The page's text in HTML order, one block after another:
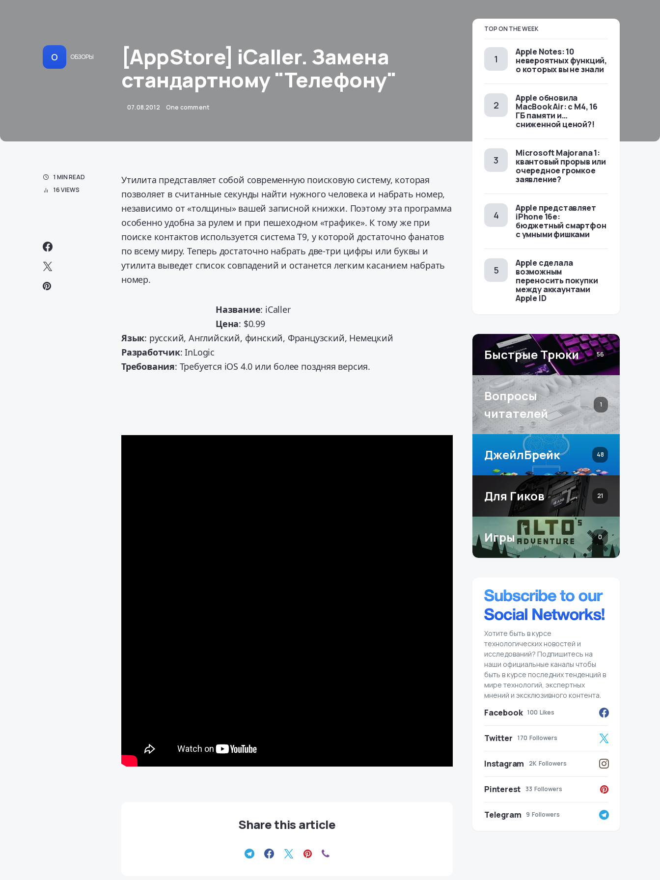
О ОБЗОРЫ
[AppStore] iCaller. Замена
стандартному "Телефону"
07.08.2012 One comment
1 MIN READ
16 VIEWS
Утилита представляет собой современную поисковую систему, которая
позволяет в считанные секунды найти нужного человека и набрать номер,
независимо от «толщины» вашей записной книжки. Поэтому эта программа
особенно удобна за рулем и при пешеходном «трафике». К тому же при
поиске контактов используется система Т9, у которой достаточно фанатов
по всему миру. Теперь достаточно набрать две-три цифры или буквы и
утилита выведет список совпадений и останется легким касанием набрать
номер.
Название: iCaller
Цена: $0.99
Язык: русский, Английский, финский, Французский, Немецкий
Разработчик: InLogic
Требования: Требуется iOS 4.0 или более поздняя версия.
Share this article
TOP ON THE WEEK
Apple Notes: 10
невероятных функций,
о которых вы не знали
Apple обновила
MacBook Air: с M4, 16
ГБ памяти и…
сниженной ценой?!
Microsoft Majorana 1:
квантовый прорыв или
очередное громкое
заявление?
Apple представляет
iPhone 16e:
бюджетный смартфон
с умными фишками
Apple сделала
возможным
переносить покупки
между аккаунтами
Apple ID
Быстрые Трюки 56
Вопросы
читателей
1
ДжейлБрейк 48
Для Гиков 21
Игры 0
Хотите быть в курсе
технологических новостей и
исследований? Подпишитесь на
наши официальные каналы чтобы
быть в курсе последних тенденций в
мире технологий, экспертных
мнений и эксклюзивного контента.
Facebook 100 Likes
Twitter 170 Followers
Instagram 2K Followers
Pinterest 33 Followers
Telegram 9 Followers